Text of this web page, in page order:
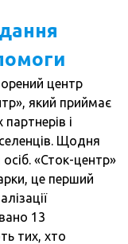
центр
який приймає
і
Щодня
«Сток-центр»
це перший
13
тих, хто